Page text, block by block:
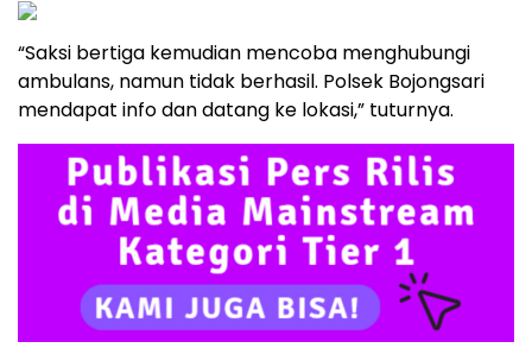
“Saksi bertiga kemudian mencoba menghubungi
ambulans, namun tidak berhasil. Polsek Bojongsari
mendapat info dan datang ke lokasi,” tuturnya.